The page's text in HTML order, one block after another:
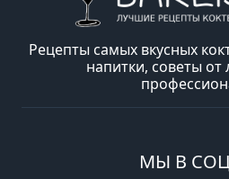
Рецепты самых вкусных
напитки, советы
МЫ В